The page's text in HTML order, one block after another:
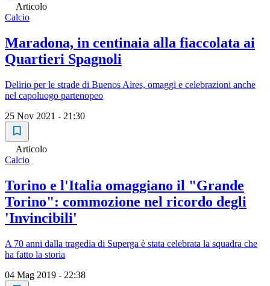
Articolo
Calcio
Maradona, in centinaia alla fiaccolata ai
Quartieri Spagnoli
Delirio per le strade di Buenos Aires, omaggi e celebrazioni anche
nel capoluogo partenopeo
25 Nov 2021 - 21:30
Articolo
Calcio
Torino e l'Italia omaggiano il "Grande
Torino": commozione nel ricordo degli
'Invincibili'
A 70 anni dalla tragedia di Superga è stata celebrata la squadra che
ha fatto la storia
04 Mag 2019 - 22:38